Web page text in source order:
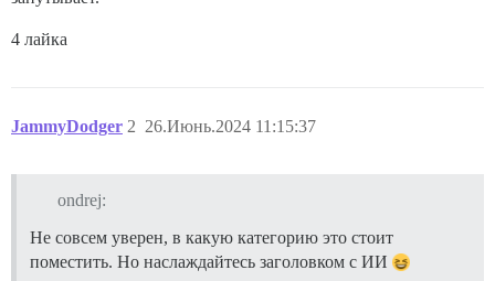
4 лайка
JammyDodger 26.Июнь.2024 11:15:37
2
ondrej:
Не совсем уверен, в какую категорию это стоит
поместить. Но наслаждайтесь заголовком с ИИ